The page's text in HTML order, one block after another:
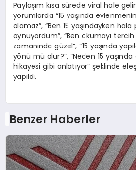
Paylaşım kısa sürede viral hale
yorumlarda “15 yaşında
olamaz”, “Ben 15 yaşındayken hala
oynuyordum”, “Ben okumayı
zamanında güzel”, “15 yaşında
yönü mü olur?”, “Neden 15
hikayesi gibi anlatıyor” şeklinde
yapıldı.
Benzer Haberler